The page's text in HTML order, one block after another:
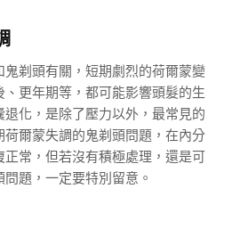
剃頭有關，短期劇烈的荷爾蒙變
更年期等，都可能影響頭髮的生
化，是除了壓力以外，最常見的
荷爾蒙失調的鬼剃頭問題，在內分
常，但若沒有積極處理，還是可
題，一定要特別留意。